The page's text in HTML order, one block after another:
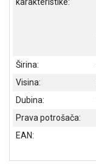
Širina:
Visina:
Dubina:
Prava potrošača:
EAN: